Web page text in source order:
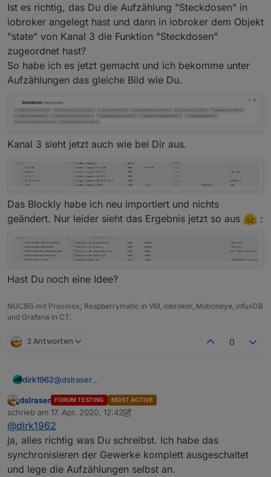
Ist es richtig, das Du die Aufzählung "Steckdosen" in
iobroker angelegt hast und dann in iobroker dem Objekt
"state" von Kanal 3 die Funktion "Steckdosen"
zugeordnet hast?
So habe ich es jetzt gemacht und ich bekomme unter
Aufzählungen das gleiche Bild wie Du.
Kanal 3 sieht jetzt auch wie bei Dir aus.
Das Blockly habe ich neu importiert und nichts
geändert. Nur leider sieht das Ergebnis jetzt so aus
:
Hast Du noch eine Idee?
NUC8i5 mit Proxmox; Raspberrymatic in VM, iobroker, Motioneye, infuxDB
und Grafana in CT.
2 Antworten 0
dirk1962@dslraser
Instanz hm-rpc.1 verwaltet werden. Ich habe bisher
die Funktion unter HM den Geräten zugeordnet.
Deshalb heißt bei mir die Funktion auch "Steckdose",
ist von HM so vorgegeben.
Ist es richtig, das Du die Aufzählung "Steckdosen" in
iobroker angelegt hast und dann in iobroker dem
Objekt "state" von Kanal 3 die Funktion "Steckdosen"
Offline
dslraser FORUM TESTING MOST ACTIVE
schrieb am 17. Apr. 2020, 12:42
zuletzt editiert von dslraser
@dirk1962
ja, alles richtig was Du schreibst. Ich habe das
synchronisieren der Gewerke komplett ausgeschaltet
und lege die Aufzählungen selbst an.